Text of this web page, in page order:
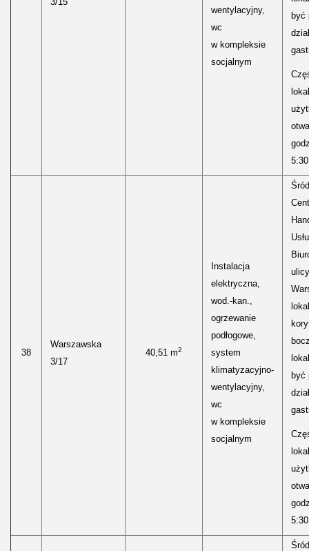
wentylacyjny,
wc
w kompleksie
socjalnym
być
38
Warszawska
3/17
40,51 m2
Instalacja
elektryczna,
wod.-kan.,
ogrzewanie
podłogowe,
system
klimatyzacyjno-
wentylacyjny,
wc
w kompleksie
socjalnym
ulicy
być